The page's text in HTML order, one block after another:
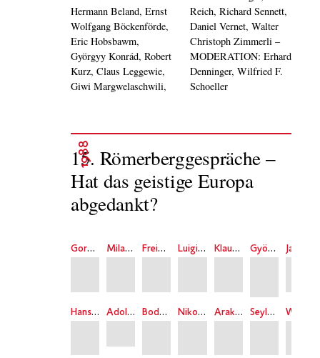
Hermann Beland, Ernst
Wolfgang Böckenförde,
Eric Hobsbawm,
Györgyy Konrád, Robert
Kurz, Claus Leggewie,
Giwi Margwelaschwili,
Reich, Richard Sennett,
Daniel Vernet, Walter
Christoph Zimmerli –
MODERATION: Erhard
Denninger, Wilfried F.
Schoeller
1988
15. Römerberggespräche –
Hat das geistige Europa
abgedankt?
Gordon Craig Milan Dragovic Freimut Duve Luigi Vittorio Graf Ferraris Klaus Harpprecht György Konrád
Hans Lenk Adolf Muschg Bode Oranyin Nikolai Portugalow Araki Tadao Seyla Benhabib